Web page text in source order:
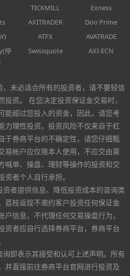
TICKMILL
Exness
AXITRADER
Doo Prime
ATFX
AVATRADE
停
Swissquote AXI-ECN
未必适合所有的投资者，请不要轻信
资。 在您决定投资保证金交易时，
能超过您投入的资金，因此，请您考
力理性投资。投资风险不仅来自于杠
于券商平台的不确定性，请您仔细甄
易帐户应仅限本人使用，不应交由第
喊单、操盘、理财等操作的投资和交
者个人自行承担。
者提供信息、降低投资成本的咨询类
荔枝返现不邀约客户投资任何保证金
信息，不代理任何交易操盘行为，
资者应自行选择券商平台，券商平台
即表示其接受和认可上述声明。所有
并直接前往券商平台官网进行投资及